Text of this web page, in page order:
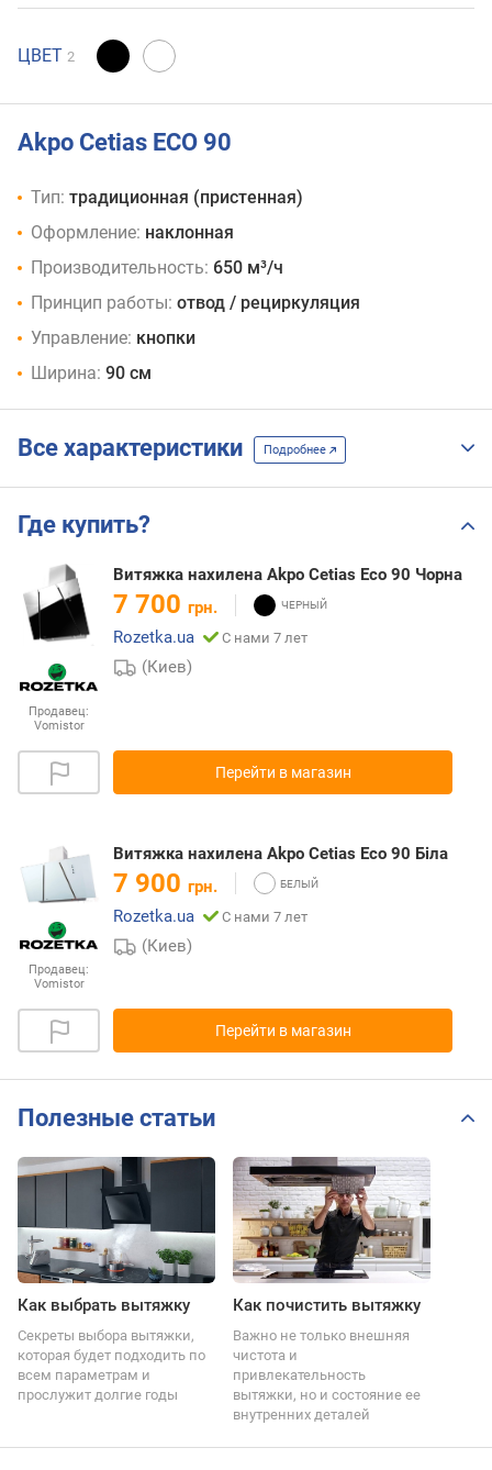
ЦВЕТ 2
Akpo Cetias ECO 90
Тип: традиционная (пристенная)
Оформление: наклонная
Производительность: 650 м³/ч
Принцип работы: отвод / рециркуляция
Управление: кнопки
Ширина: 90 см
Все характеристики Подробнее
Где купить?
Продавец:
Vomistor
Витяжка нахилена Akpo Cetias Eco 90 Чорна
7 700 грн.
Rozetka.ua
С нами 7 лет
(Киев)
Перейти в магазин
Продавец:
Vomistor
Витяжка нахилена Akpo Cetias Eco 90 Біла
7 900 грн.
Rozetka.ua
С нами 7 лет
(Киев)
Перейти в магазин
Полезные статьи
Как выбрать вытяжку
Секреты выбора вытяжки,
которая будет подходить по
всем параметрам и
прослужит долгие годы
Как почистить вытяжку
Важно не только внешняя
чистота и
привлекательность
вытяжки, но и состояние ее
внутренних деталей